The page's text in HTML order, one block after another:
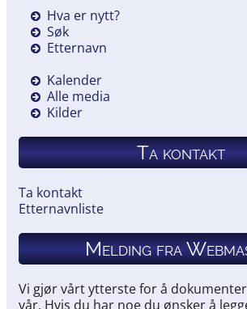
Hva er nytt?
Søk
Etternavn
Kalender
Alle media
Kilder
Ta kontakt
Ta kontakt
Etternavnliste
Melding fra
Vi gjør vårt ytterste for å
vår. Hvis du har noe du ønsker å